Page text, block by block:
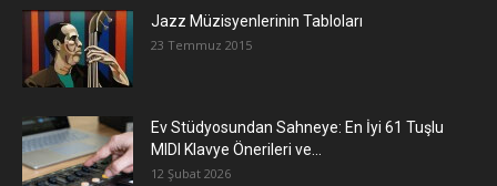
Jazz Müzisyenlerinin Tabloları
23 Temmuz 2015
Ev Stüdyosundan Sahneye: En İyi 61 Tuşlu
MIDI Klavye Önerileri ve...
12 Şubat 2026